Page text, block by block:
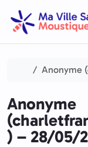
Accueil
Anonyme
Anonyme
) – 28/05/